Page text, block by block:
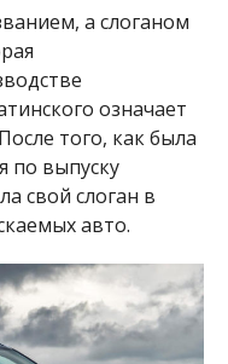
а слоганом
означает
того, как была
по выпуску
свой слоган в
авто.